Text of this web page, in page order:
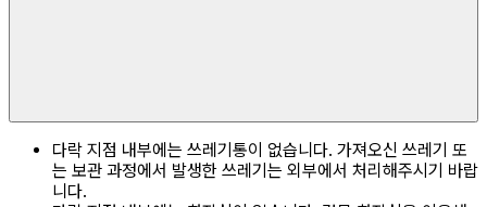
다락 지점 내부에는 쓰레기통이 없습니다. 가져오신 쓰레기 또
는 보관 과정에서 발생한 쓰레기는 외부에서 처리해주시기 바랍
니다.